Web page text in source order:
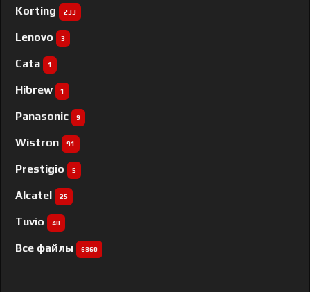
Korting 233
Lenovo 3
Cata 1
Hibrew 1
Panasonic 9
Wistron 91
Prestigio 5
Alcatel 25
Tuvio 40
Все файлы 6860